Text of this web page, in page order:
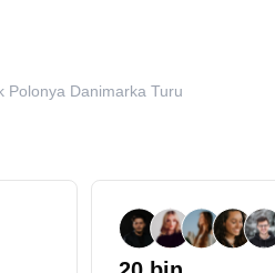
kafanızdaki soru işaretlerini
ekstra tur ücretleriyle
bile heyecanlanırsınız.
tur, sadece başkentleri değil, o
bembeyaz kumsallarına
Kuzey Avrupa’nın gri gökyüzü
Polonya Danimarka Turu